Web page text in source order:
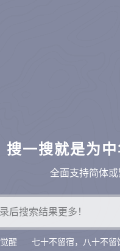
搜一搜就是为
全面支持简体
觉醒 七十不留宿，八十不留